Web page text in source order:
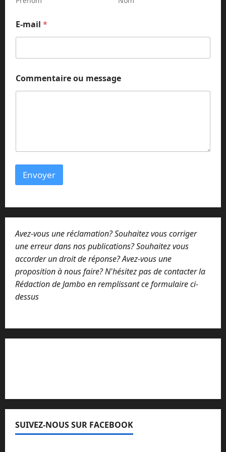
l
N
o
E-mail *
Commentaire ou message
Envoyer
Avez-vous une réclamation? Souhaitez vous corriger
une erreur dans nos publications? Souhaitez vous
accorder un droit de réponse? Avez-vous une
proposition à nous faire? N'hésitez pas de contacter la
Rédaction de Jambo en remplissant ce formulaire ci-
dessus
SUIVEZ-NOUS SUR FACEBOOK